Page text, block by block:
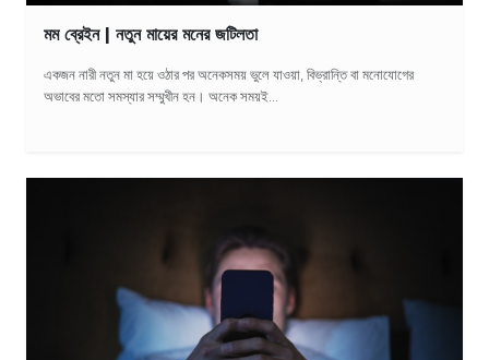
মম ব্রেইন | নতুন মায়ের মনের জটিলতা
একজন নারী নতুন মা হয়ে ওঠার পর অনেকসময় ভুলে যাওয়া, বিভ্রান্তি বা মনোযোগের
অভাবের মতো সমস্যার সম্মুখীন হন। অনেক সময়ই...